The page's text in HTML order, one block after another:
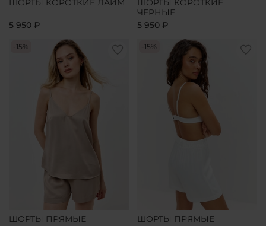
ШОРТЫ КОРОТКИЕ ЛАЙМ
5 950 ₽
ШОРТЫ КОРОТКИЕ
ЧЕРНЫЕ
5 950 ₽
-15%
ШОРТЫ ПРЯМЫЕ
-15%
ШОРТЫ ПРЯМЫЕ